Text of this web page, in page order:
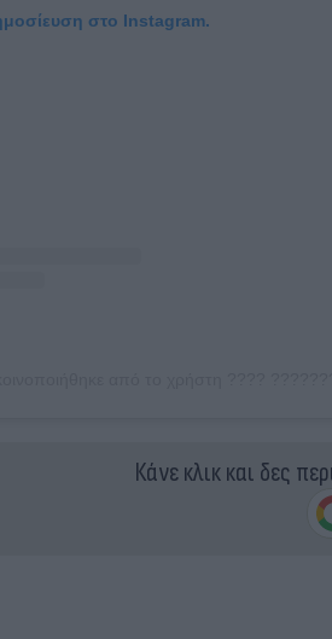
στο Instagram.
Κάνε κλικ και δες